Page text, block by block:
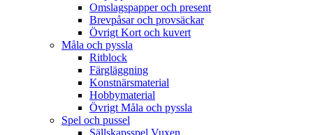
Omslagspapper och present
Brevpåsar och provsäckar
Övrigt Kort och kuvert
Måla och pyssla
Ritblock
Färgläggning
Konstnärsmaterial
Hobbymaterial
Övrigt Måla och pyssla
Spel och pussel
Sällskapsspel Vuxen